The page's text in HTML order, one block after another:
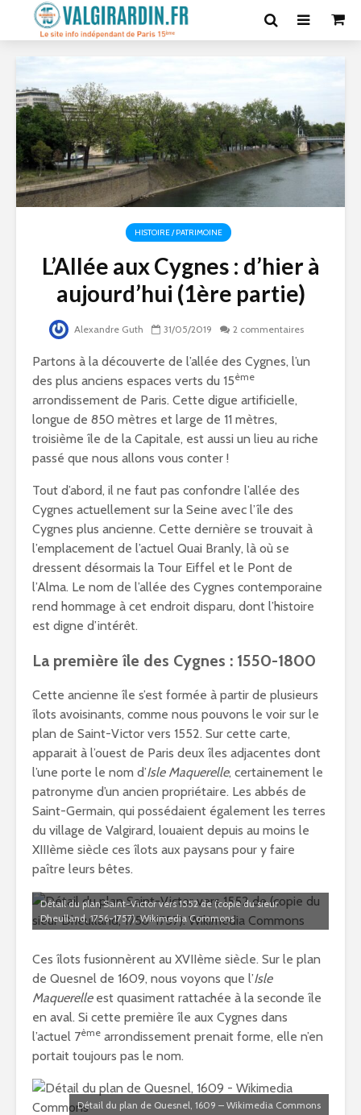
HISTOIRE / PATRIMOINE
L’Allée aux Cygnes : d’hier à
aujourd’hui (1ère partie)
Alexandre Guth 31/05/2019 2 commentaires
Partons à la découverte de l’allée des Cygnes, l’un
des plus anciens espaces verts du 15ème
arrondissement de Paris. Cette digue artificielle,
longue de 850 mètres et large de 11 mètres,
troisième île de la Capitale, est aussi un lieu au riche
passé que nous allons vous conter !
Tout d’abord, il ne faut pas confondre l’allée des
Cygnes actuellement sur la Seine avec l’île des
Cygnes plus ancienne. Cette dernière se trouvait à
l’emplacement de l’actuel Quai Branly, là où se
dressent désormais la Tour Eiffel et le Pont de
l’Alma. Le nom de l’allée des Cygnes contemporaine
rend hommage à cet endroit disparu, dont l’histoire
est digne d’intérêt.
La première île des Cygnes : 1550-1800
Cette ancienne île s’est formée à partir de plusieurs
îlots avoisinants, comme nous pouvons le voir sur le
plan de Saint-Victor vers 1552. Sur cette carte,
apparait à l’ouest de Paris deux îles adjacentes dont
l’une porte le nom d’Isle Maquerelle, certainement le
patronyme d’un ancien propriétaire. Les abbés de
Saint-Germain, qui possédaient également les terres
du village de Valgirard, louaient depuis au moins le
XIIIème siècle ces îlots aux paysans pour y faire
paître leurs bêtes.
Détail du plan Saint-Victor vers 1552 de (copie du sieur
Dheulland, 1756-1757). Wikimedia Commons
Ces îlots fusionnèrent au XVIIème siècle. Sur le plan
de Quesnel de 1609, nous voyons que l’Isle
Maquerelleest quasiment rattachée à la seconde île
en aval. Si cette première île aux Cygnes dans
l’actuel 7ème arrondissement prenait forme, elle n’en
portait toujours pas le nom.
Détail du plan de Quesnel, 1609 – Wikimedia Commons